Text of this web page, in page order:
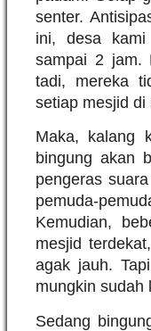
senter.
ini, desa kami
sampai 2 jam.
tadi, mereka
setiap mesjid di
Maka, kalang
bingung akan
pengeras
pemuda-
Kemudian,
mesjid
agak jauh.
mungkin sudah
Sedang